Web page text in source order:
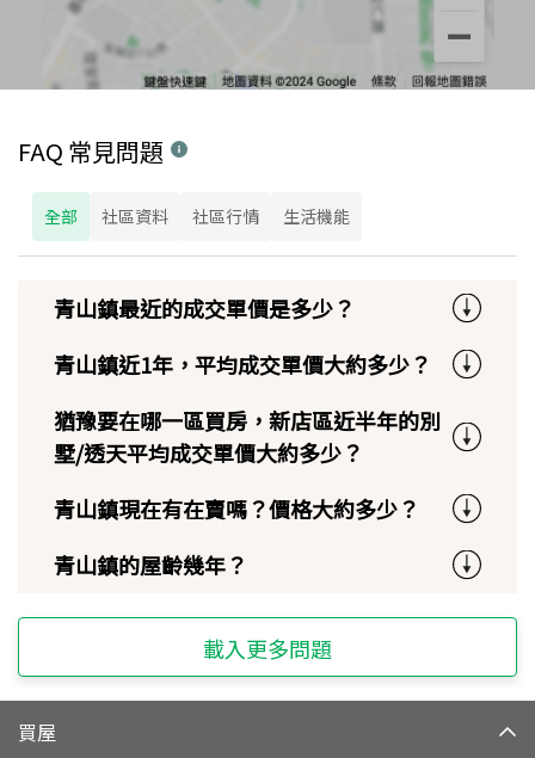
FAQ 常見問題
全部 社區資料 社區行情 生活機能
青山鎮最近的成交單價是多少？
青山鎮近1年，平均成交單價大約多少？
猶豫要在哪一區買房，新店區近半年的別
墅/透天平均成交單價大約多少？
青山鎮現在有在賣嗎？價格大約多少？
青山鎮的屋齡幾年？
載入更多問題
買屋